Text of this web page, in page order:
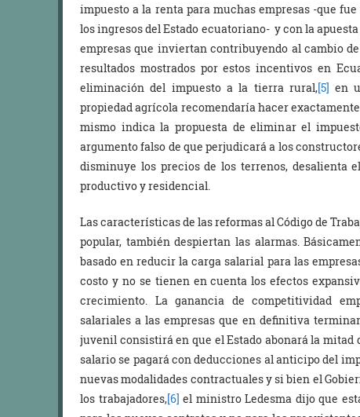
impuesto a la renta para muchas empresas -que
los ingresos del Estado ecuatoriano- y con la
empresas que inviertan contribuyendo al cambio
resultados mostrados por estos incentivos en
eliminación del impuesto a la tierra rural,[5] en
propiedad agrícola recomendaría hacer
mismo indica la propuesta de eliminar el
argumento falso de que perjudicará a los
disminuye los precios de los terrenos, desalienta
productivo y residencial.
Las características de las reformas al Código de
popular, también despiertan las alarmas.
basado en reducir la carga salarial para las
costo y no se tienen en cuenta los efectos
crecimiento. La ganancia de competitividad
salariales a las empresas que en definitiva
juvenil consistirá en que el Estado abonará la
salario se pagará con deducciones al anticipo del
nuevas modalidades contractuales y si bien el
los trabajadores,[6] el ministro Ledesma dijo que